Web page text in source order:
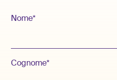
Nome*
Cognome*